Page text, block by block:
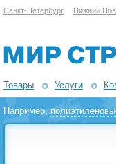
Санкт-Петербург Нижний
Товары Услуги
Например,